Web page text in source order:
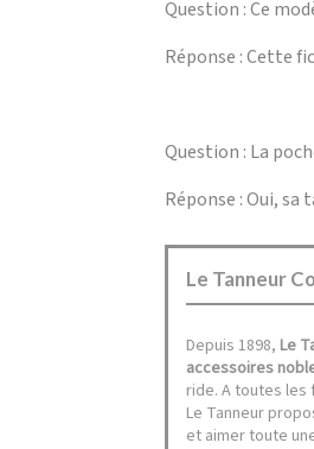
Question : Ce
Réponse : Cette
Question : La
Réponse : Oui,
Le Tanneur
Depuis 1898, Le
accessoires
ride. A toutes les
Le Tanneur
et aimer toute